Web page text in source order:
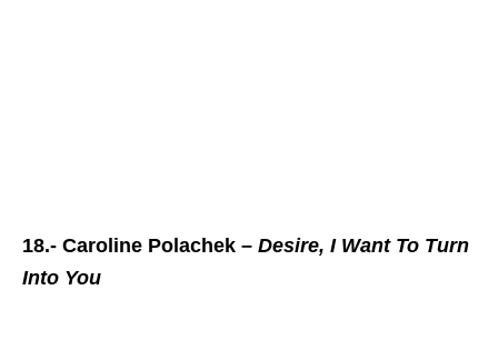
18.- Caroline Polachek – Desire, I Want To Turn
Into You